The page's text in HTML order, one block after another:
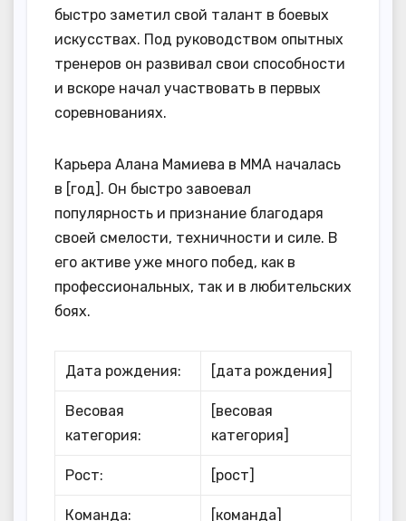
быстро заметил свой талант в боевых
искусствах. Под руководством опытных
тренеров он развивал свои способности
и вскоре начал участвовать в первых
соревнованиях.
Карьера Алана Мамиева в ММА началась
в [год]. Он быстро завоевал
популярность и признание благодаря
своей смелости, техничности и силе. В
его активе уже много побед, как в
профессиональных, так и в любительских
боях.
Дата рождения: [дата рождения]
Весовая
категория:
[весовая
категория]
Рост: [рост]
Команда: [команда]